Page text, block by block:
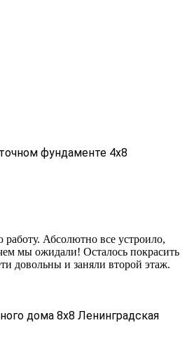
фундаменте 4х8
Абсолютно все устроило,
мы ожидали! Осталось покрасить
довольны и заняли второй этаж.
дома 8х8 Ленинградская